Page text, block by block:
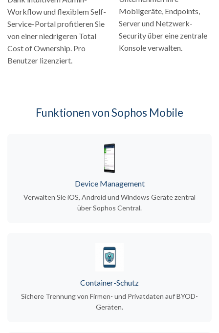
Workflow und flexiblem Self-
Service-Portal profitieren Sie
von einer niedrigeren Total
Cost of Ownership. Pro
Benutzer lizenziert.
Mobilgeräte, Endpoints,
Server und Netzwerk-
Security über eine zentrale
Konsole verwalten.
Funktionen von Sophos Mobile
Device Management
Verwalten Sie iOS, Android und Windows Geräte zentral
über Sophos Central.
Container-Schutz
Sichere Trennung von Firmen- und Privatdaten auf BYOD-
Geräten.